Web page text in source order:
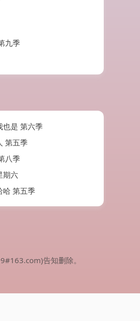
九季
也是 第六季
第五季
八季
期六
哈 第五季
告知删除。